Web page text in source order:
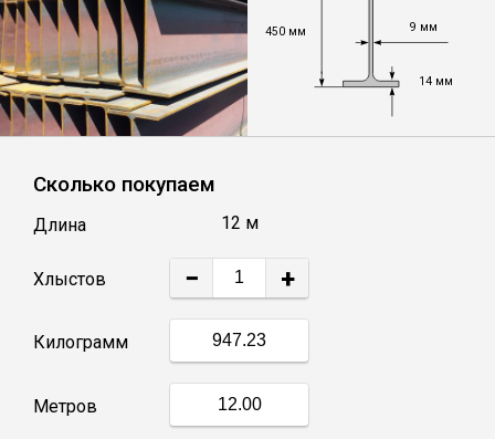
Балка
Швеллер
Квадрат
Труба профильная
Катанка
Полоса
450 мм 9 мм
14 мм
Сколько покупаем
Длина 12 м
Хлыстов − +
Килограмм
Метров